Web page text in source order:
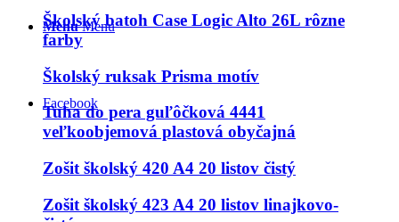
Menu Menu
Facebook
Školský batoh Case Logic Alto 26L rôzne
farby
Školský ruksak Prisma motív
Tuha do pera guľôčková 4441
veľkoobjemová plastová obyčajná
Zošit školský 420 A4 20 listov čistý
Zošit školský 423 A4 20 listov linajkovo-